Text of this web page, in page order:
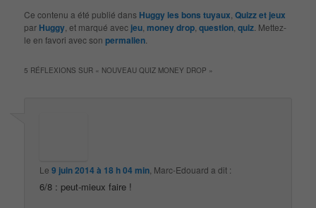
Ce contenu a été publié dans Huggy les bons tuyaux ,Quizz et jeux
par Huggy , et marqué avec jeu ,money drop ,question ,quiz . Mettez-
le en favori avec sonpermalien
5 RÉFLEXIONS SUR « NOUVEAU QUIZ MONEY DROP »
Le9 juin 2014 à 18 h 04 min Marc-Edouard a dit :
6/8 : peut-mieux faire !